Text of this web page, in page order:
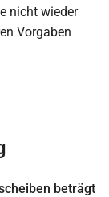
nicht wieder
Vorgaben
beträgt